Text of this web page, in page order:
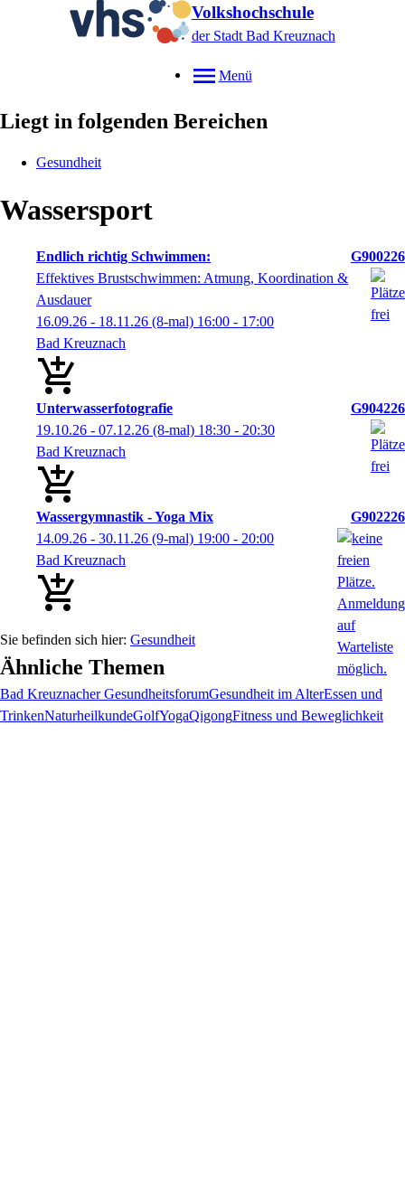
Volkshochschule
der Stadt Bad Kreuznach
Menü
Liegt in folgenden Bereichen
Gesundheit
Wassersport
Endlich richtig Schwimmen:
G900226
Effektives Brustschwimmen: Atmung, Koordination &
Ausdauer
16.09.26 - 18.11.26 (8-mal) 16:00 - 17:00
Bad Kreuznach
Wassergymnastik - Yoga Mix
G902226
14.09.26 - 30.11.26 (9-mal) 19:00 - 20:00
Bad Kreuznach
Unterwasserfotografie
G904226
19.10.26 - 07.12.26 (8-mal) 18:30 - 20:30
Bad Kreuznach
Gesundheit
Ähnliche Themen
Bad Kreuznacher GesundheitsforumGesundheit im AlterEssen und
TrinkenNaturheilkundeGolfYogaQigongFitness und Beweglichkeit